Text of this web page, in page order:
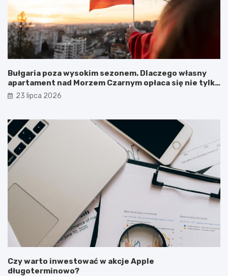
Bułgaria poza wysokim sezonem. Dlaczego własny
apartament nad Morzem Czarnym opłaca się nie tylko
latem?
23 lipca 2026
Czy warto inwestować w akcje Apple
długoterminowo?